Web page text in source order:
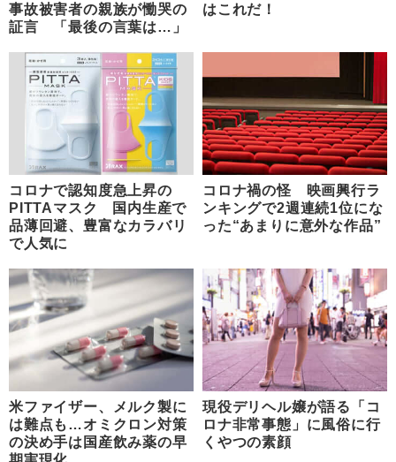
事故被害者の親族が慟哭の
証言 「最後の言葉は…」
はこれだ！
コロナで認知度急上昇の
PITTAマスク 国内生産で
品薄回避、豊富なカラバリ
で人気に
コロナ禍の怪 映画興行ラ
ンキングで2週連続1位にな
った“あまりに意外な作品”
米ファイザー、メルク製に
は難点も…オミクロン対策
の決め手は国産飲み薬の早
現役デリヘル嬢が語る「コ
ロナ非常事態」に風俗に行
くやつの素顔